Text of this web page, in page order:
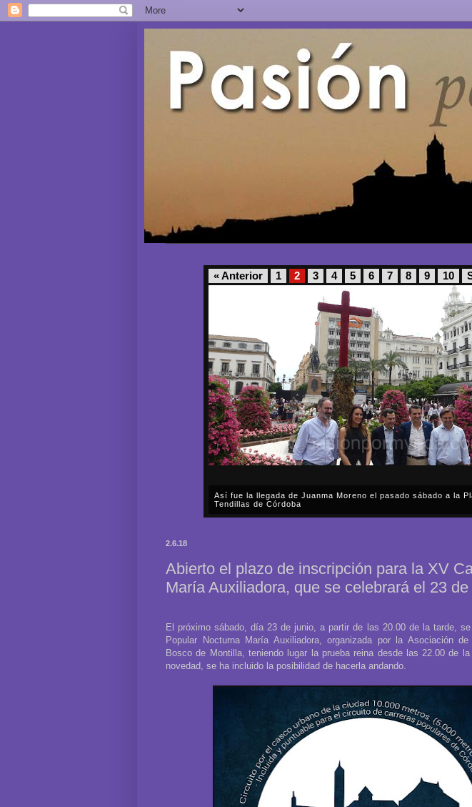
« Anterior 1 2 3 4 5 6 7 8 9 10
Así fue la llegada de Juanma Moreno el pasado sábado a la
Tendillas de Córdoba
2.6.18
Abierto el plazo de inscripción para la XV
María Auxiliadora, que se celebrará el 23
El próximo sábado, día 23 de junio, a partir de las 20.00 de la tarde,
Popular Nocturna María Auxiliadora, organizada por la Asociación
Bosco de Montilla, teniendo lugar la prueba reina desde las 22.00 de
novedad, se ha incluido la posibilidad de hacerla andando.